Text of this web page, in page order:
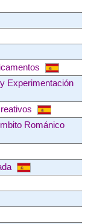
Experimentación
Románico